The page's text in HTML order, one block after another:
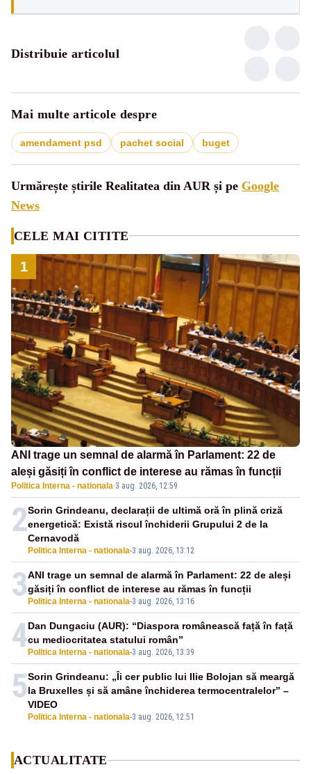
Distribuie articolul
Mai multe articole despre
amendament psd pachet social buget
Urmărește știrile Realitatea din AUR și pe Google
News
CELE MAI CITITE
1
ANI trage un semnal de alarmă în Parlament: 22 de
aleși găsiți în conflict de interese au rămas în funcții
Politica Interna - nationala·3 aug. 2026, 12:59
2
Politica Interna - nationala-3 aug. 2026, 13:12
Sorin Grindeanu, declarații de ultimă oră în plină criză
energetică: Există riscul închiderii Grupului 2 de la
Cernavodă
3 Politica Interna - nationala-3 aug. 2026, 13:16
ANI trage un semnal de alarmă în Parlament: 22 de aleși
găsiți în conflict de interese au rămas în funcții
4 Politica Interna - nationala-3 aug. 2026, 13:39
Dan Dungaciu (AUR): “Diaspora românească față în față
cu mediocritatea statului român”
5
Politica Interna - nationala-3 aug. 2026, 12:51
Sorin Grindeanu: „Îi cer public lui Ilie Bolojan să meargă
la Bruxelles și să amâne închiderea termocentralelor” –
VIDEO
ACTUALITATE